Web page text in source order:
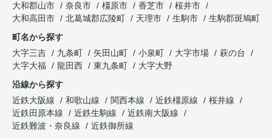
大和郡山市
奈良市 橿原市 香芝市
桜井市
大和高田市
北葛城郡広陵町 天理市 生駒市
生駒郡斑鳩町
町名から探す
大字三吉
九条町 矢田山町 小泉町 大字市場
萩の台
大字大福
龍田西 東九条町
大字大野
沿線から探す
近鉄大阪線
和歌山線 関西本線 近鉄橿原線
桜井線
近鉄田原本線
近鉄生駒線
近鉄南大阪線
近鉄難波・奈良線
近鉄御所線